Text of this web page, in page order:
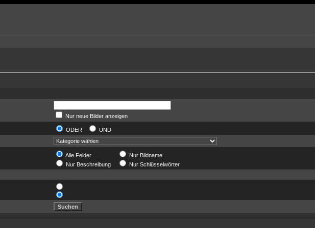
Nur neue Bilder anzeigen
ODER
UND
Alle Felder
Nur Bildname
Nur Beschreibung
Nur Schlüsselwörter